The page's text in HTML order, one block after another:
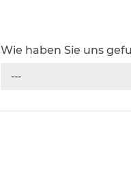
Wie haben Sie uns
---